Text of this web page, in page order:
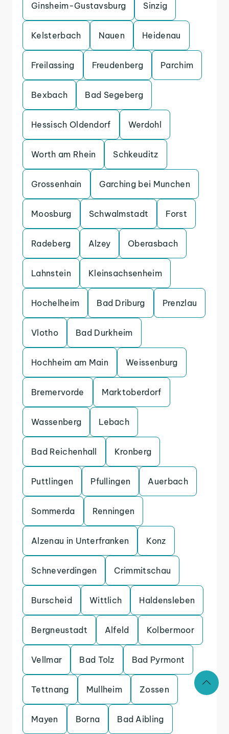
Ginsheim-Gustavsburg Sinzig
Kelsterbach Nauen Heidenau
Freilassing Freudenberg Parchim
Bexbach Bad Segeberg
Hessisch Oldendorf Werdohl
Worth am Rhein Schkeuditz
Grossenhain Garching bei Munchen
Moosburg Schwalmstadt Forst
Radeberg Alzey Oberasbach
Lahnstein Kleinsachsenheim
Hochelheim Bad Driburg Prenzlau
Vlotho Bad Durkheim
Hochheim am Main Weissenburg
Bremervorde Marktoberdorf
Wassenberg Lebach
Bad Reichenhall Kronberg
Puttlingen Pfullingen Auerbach
Sommerda Renningen
Alzenau in Unterfranken Konz
Schneverdingen Crimmitschau
Burscheid Wittlich Haldensleben
Bergneustadt Alfeld Kolbermoor
Vellmar Bad Tolz Bad Pyrmont
Tettnang Mullheim Zossen
Mayen Borna Bad Aibling